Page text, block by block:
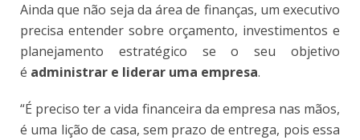
Ainda que não seja da área de finanças, um executivo
precisa entender sobre orçamento, investimentos e
planejamento estratégico se o seu objetivo
é administrar e liderar uma empresa.
“É preciso ter a vida financeira da empresa nas mãos,
é uma lição de casa, sem prazo de entrega, pois essa